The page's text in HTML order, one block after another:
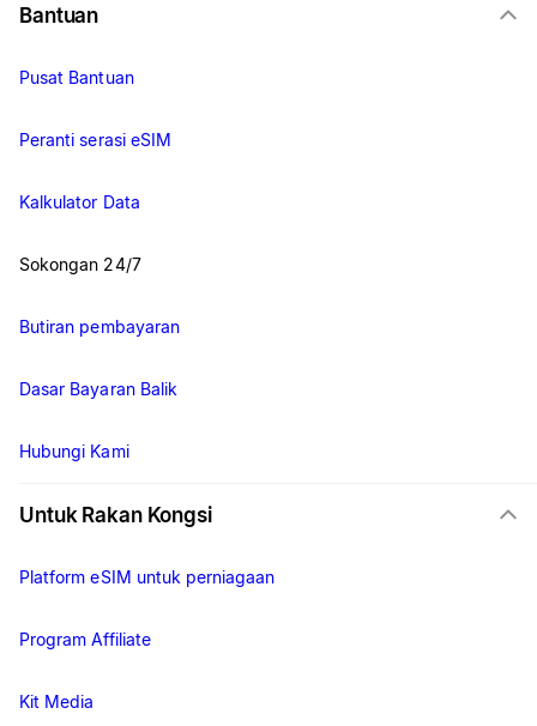
Bantuan
Pusat Bantuan
Peranti serasi eSIM
Kalkulator Data
Sokongan 24/7
Butiran pembayaran
Dasar Bayaran Balik
Hubungi Kami
Untuk Rakan Kongsi
Platform eSIM untuk perniagaan
Program Affiliate
Kit Media